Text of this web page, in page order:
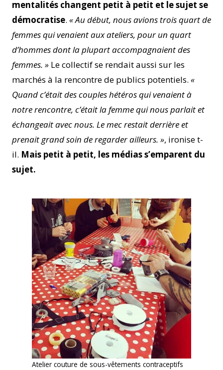
mentalités changent petit à petit et le sujet se
démocratise. « Au début, nous avions trois quart de
femmes qui venaient aux ateliers, pour un quart
d’hommes dont la plupart accompagnaient des
femmes. » Le collectif se rendait aussi sur les
marchés à la rencontre de publics potentiels. «
Quand c’était des couples hétéros qui venaient à
notre rencontre, c’était la femme qui nous parlait et
échangeait avec nous. Le mec restait derrière et
prenait grand soin de regarder ailleurs. », ironise t-
il. Mais petit à petit, les médias s’emparent du
sujet.
Atelier couture de sous-vêtements contraceptifs